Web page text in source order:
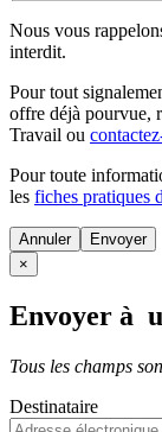
Nous vous
interdit.
Pour tout
offre déjà pourvue,
Travail ou
Pour toute
les fiches pratiques
Annuler
×
Envoyer à
Tous les champs
Destinataire